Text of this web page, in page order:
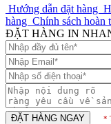
Hướng dẫn đặt hàng
hàng Chính sách hoàn
ĐẶT HÀNG IN
ĐẶT HÀNG NGAY *